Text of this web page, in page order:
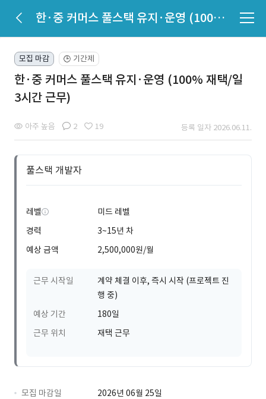
한·중 커머스 풀스택 유지·운영 (100% 재택/일 3시간 근무)
모집 마감 🕒 기간제
한·중 커머스 풀스택 유지·운영 (100% 재택/일
3시간 근무)
아주 높음 2 19 등록 일자 2026.06.11.
풀스택 개발자
레벨
미드 레벨
경력
3~15년 차
예상 금액
2,500,000원/월
근무 시작일
계약 체결 이후, 즉시 시작 (프로젝트 진
행 중)
예상 기간
180일
근무 위치
재택 근무
모집 마감일
2026년 06월 25일